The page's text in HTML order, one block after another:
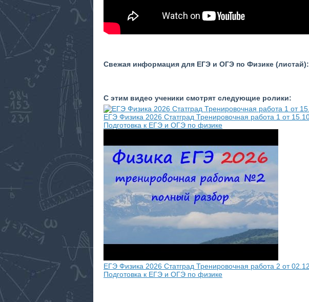
Свежая информация для ЕГЭ и ОГЭ по Физике (листай):
С этим видео ученики смотрят следующие ролики:
ЕГЭ Физика 2026 Статград Тренировочная работа 1 от
Подготовка к ЕГЭ и ОГЭ по физике
ЕГЭ Физика 2026 Статград Тренировочная работа 2 от
Подготовка к ЕГЭ и ОГЭ по физике